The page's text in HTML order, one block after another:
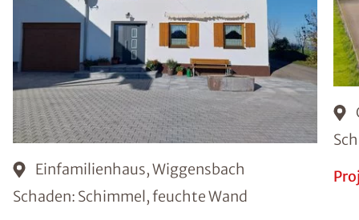
Einfamilienhaus, Wiggensbach
Schaden: Schimmel, feuchte Wand